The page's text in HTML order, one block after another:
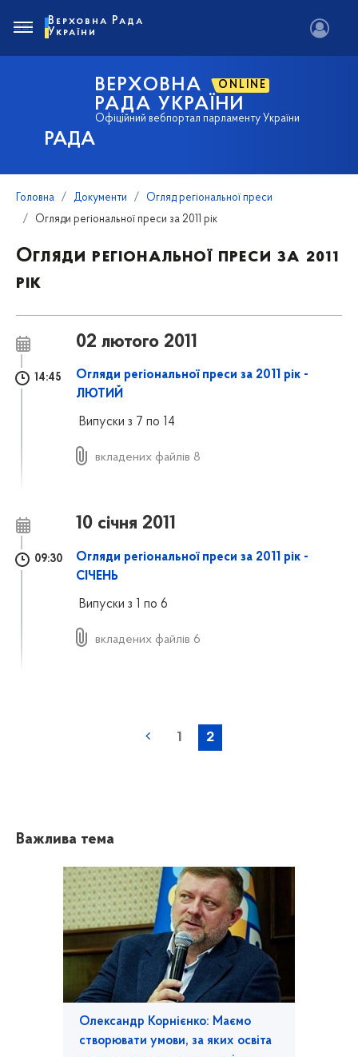
РАДА
ВЕРХОВНА ONLINE
РАДА УКРАЇНИ
Офіційний вебпортал парламенту України
Верховна Рада
України
Головна Документи
Огляд регіональної преси
Огляди регіональної преси за 2011 рік
Огляди регіональної преси за 2011
рік
02 лютого 2011
14:45
Огляди регіональної преси за 2011 рік -
ЛЮТИЙ
Випуски з 7 по 14
вкладених файлів 8
10 січня 2011
09:30
Огляди регіональної преси за 2011 рік -
СІЧЕНЬ
Випуски з 1 по 6
вкладених файлів 6
1 2
Важлива тема
Олександр Корнієнко: Маємо
створювати умови, за яких освіта